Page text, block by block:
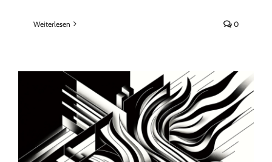
Weiterlesen 0